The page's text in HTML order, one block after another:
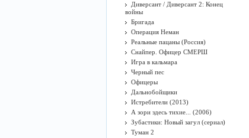
Диверсант / Диверсант 2: Конец
войны
Бригада
Операция Неман
Реальные пацаны (Россия)
Снайпер. Офицер СМЕРШ
Игра в кальмара
Черный пес
Офицеры
Дальнобойщики
Истребители (2013)
А зори здесь тихие... (2006)
Зубастики: Новый загул (сериал)
Туман 2